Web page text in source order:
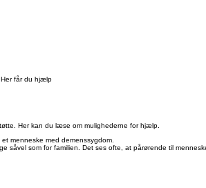
får du hjælp
Her kan du læse om mulighederne for hjælp.
menneske med demenssygdom.
såvel som for familien. Det ses ofte, at pårørende til